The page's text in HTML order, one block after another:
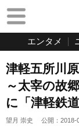
エンタメ
津軽五所川
～太宰の故
に「津軽鉄
望月 崇史 公開： 2018-